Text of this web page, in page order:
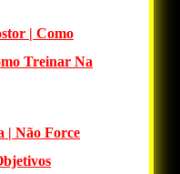
| Como
Treinar Na
| Não Force